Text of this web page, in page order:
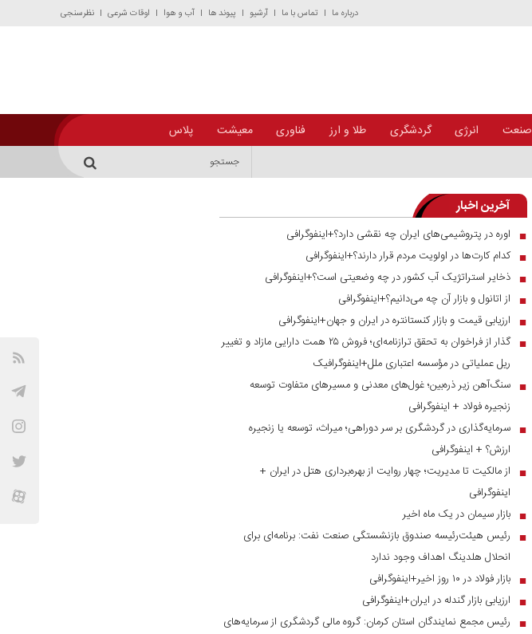
درباره ما تماس با ما آرشیو پیوند ها آب و هوا اوقات شرعی نظرسنجی
صنعت انرژی گردشگری طلا و ارز فناوری معیشت پلاس
آخرین اخبار
■ اوره در پتروشیمی‌های ایران چه نقشی دارد؟+اینفوگرافی
■ کدام کارت‌ها در اولویت مردم قرار دارند؟+اینفوگرافی
■ ذخایر استراتژیک آب کشور در چه وضعیتی است؟+اینفوگرافی
■ از اتانول و بازار آن چه می‌دانیم؟+اینفوگرافی
■ ارزیابی قیمت و بازار کنستانتره در ایران و جهان+اینفوگرافی
■
گذار از فراخوان به تحقق ترازنامه‌ای؛ فروش ۲۵ همت دارایی مازاد و تغییر
ریل عملیاتی در مؤسسه اعتباری ملل+اینفوگرافیک
■ سنگ‌آهن زیر ذره‌بین؛ غول‌های معدنی و مسیر‌های متفاوت توسعه
زنجیره فولاد + اینفوگرافی
■ سرمایه‌گذاری در گردشگری بر سر دوراهی؛ میراث، توسعه یا زنجیره
ارزش؟ + اینفوگرافی
■
از مالکیت تا مدیریت؛ چهار روایت از بهره‌برداری هتل در ایران +
اینفوگرافی
■ بازار سیمان در یک ماه اخیر
■
رئیس هیئت‌رئیسه صندوق بازنشستگی صنعت نفت: برنامه‌ای برای
انحلال هلدینگ اهداف وجود ندارد
■ بازار فولاد در ۱۰ روز اخیر+اینفوگرافی
■ ارزیابی بازار گندله در ایران+اینفوگرافی
■
رئیس مجمع نمایندگان استان کرمان: گروه مالی گردشگری از سرمایه‌های